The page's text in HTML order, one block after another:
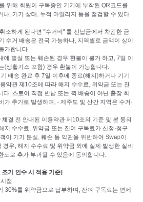
위해 회원이 구독중인 기기에 부착된 QR코드를
나, 기기 상태, 누적 마일리지 등을 점검할 수 있다
소하게 된다면 "수거비" 를 선납금에서 차감한 금
수거 배송은 전국 가능하나, 지역별로 금액이 상이
가합니다.
에 멸실 또는 훼손된 경우 환불이 불가 하고, 7일 이
(생활기스 포함) 경우 환불이 가능합니다.
배송 완료 후 7일 이후에 종료(해지)하거나 기기
약관 제10조에 따라 해지 수수료, 위약금 또는 잔
다. 스토어 직접 반납 또는 퀵 배송이 아닌 출장 회
가 추가로 발생하며, - 제주도 및 산간 지역은 수거·
결 전 안내된 이용약관 제10조의 기준 및 본 동의
지 수수료, 위약금 또는 잔여 구독료가 산정·청구
이 기기 분실, 훼손 등 약관을 위반하여 Swap이
우, 해지 수수료 및 위약금 외에 실제 발생한 실비
도로 추가 부과될 수 있음에 동의합니다.
기 인수 시 적용 기준]
점
30%를 위약금으로 납부하며, 잔여 구독료는 면제